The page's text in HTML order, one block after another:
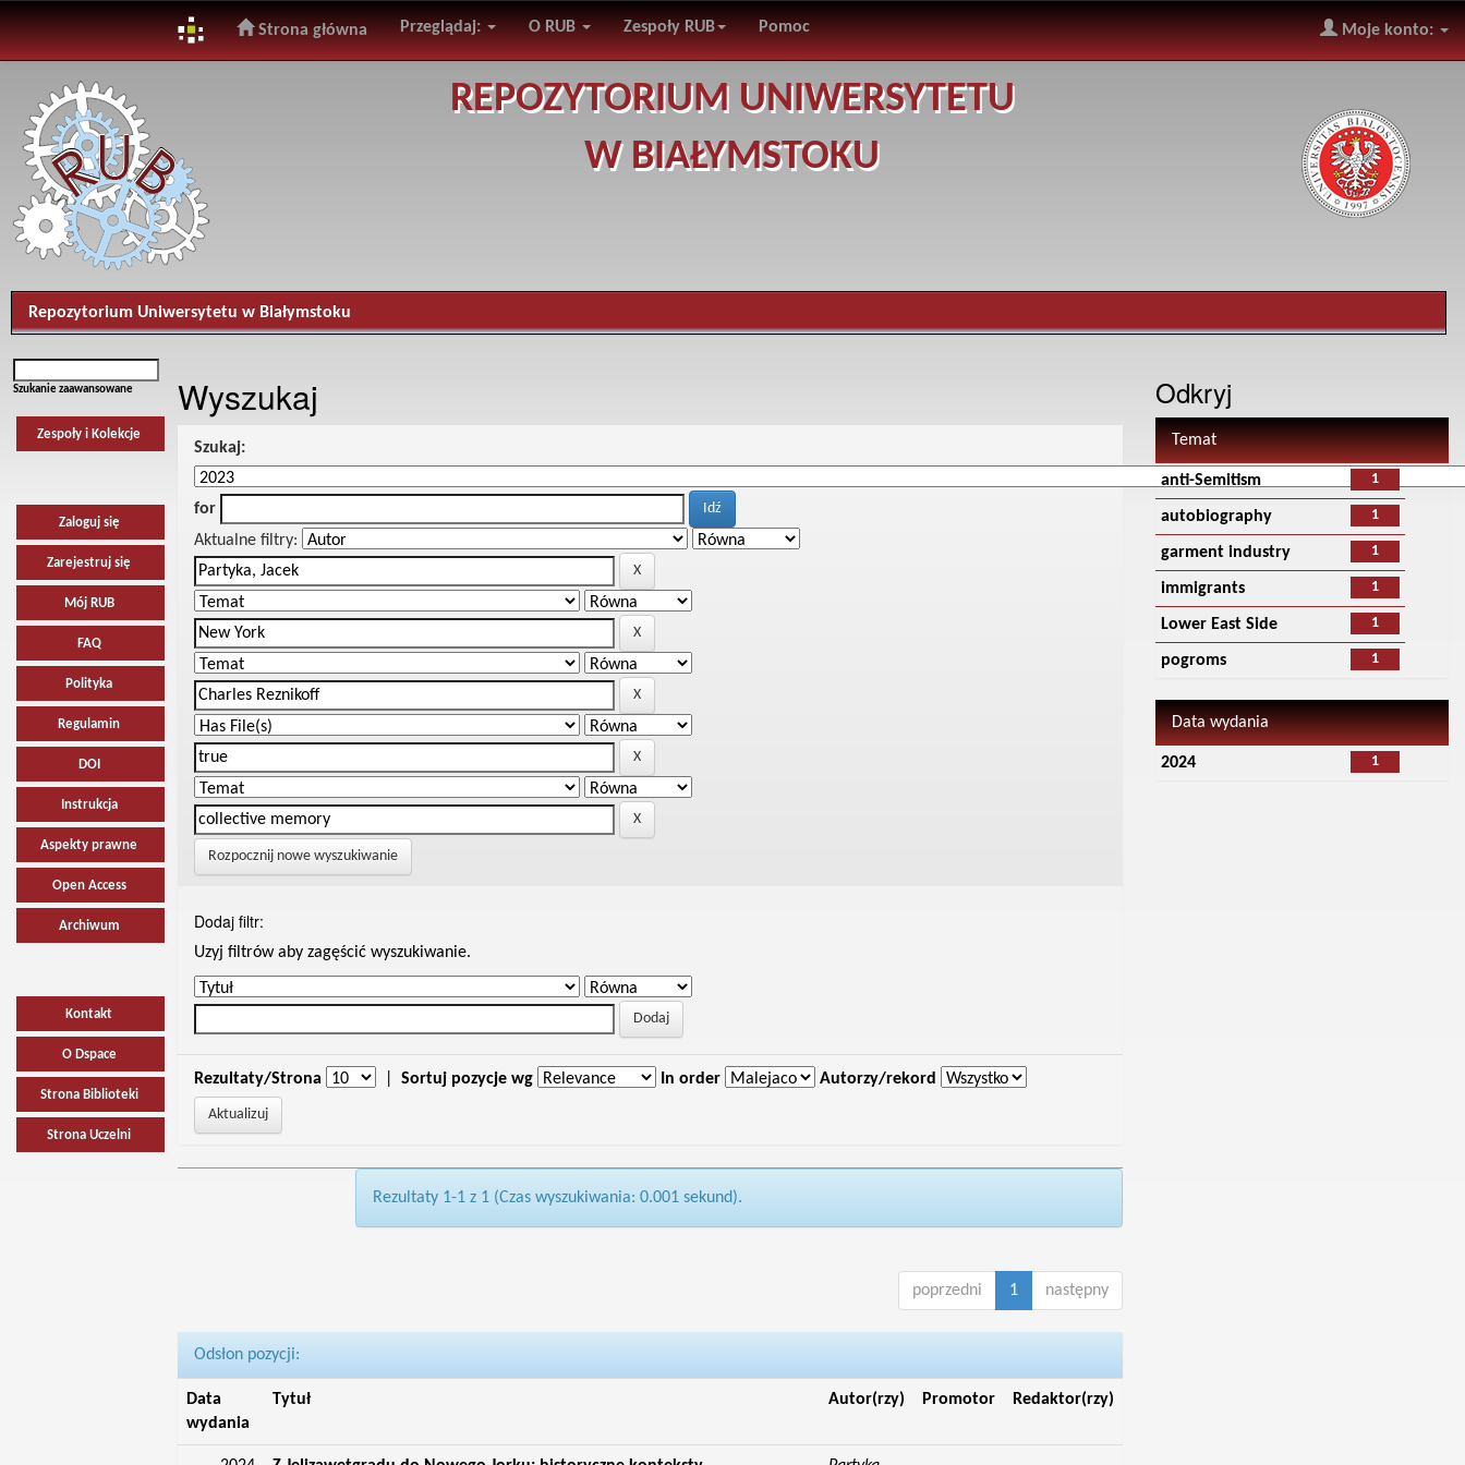
navigation
Strona główna Przeglądaj: O RUB Zespoły RUB Pomoc Moje konto:
REPOZYTORIUM UNIWERSYTETU
W BIAŁYMSTOKU
Repozytorium Uniwersytetu w Białymstoku
Szukanie zaawansowane
Zespoły i Kolekcje
Zaloguj się
Zarejestruj się
Mój RUB
FAQ
Polityka
Regulamin
DOI
Instrukcja
Aspekty prawne
Open Access
Archiwum
Kontakt
O Dspace
Strona Biblioteki
Strona Uczelni
Wyszukaj
Szukaj:
for
Aktualne filtry:
Rozpocznij nowe wyszukiwanie
Dodaj filtr:
Uzyj filtrów aby zagęścić wyszukiwanie.
Rezultaty/Strona Sortuj pozycje wg In order Autorzy/rekord
Rezultaty 1-1 z 1 (Czas wyszukiwania: 0.001 sekund).
poprzedni 1 następny
Odsłon pozycji:
Data
wydania
Tytuł Autor(rzy) Promotor Redaktor(rzy)
Odkryj
Temat
1
anti-Semitism
1
autobiography
1
garment industry
1
immigrants
1
Lower East Side
1
pogroms
Data wydania
1
2024